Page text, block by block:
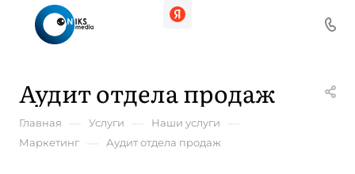
Аудит отдела продаж
Главная Услуги Наши услуги
Маркетинг Аудит отдела продаж